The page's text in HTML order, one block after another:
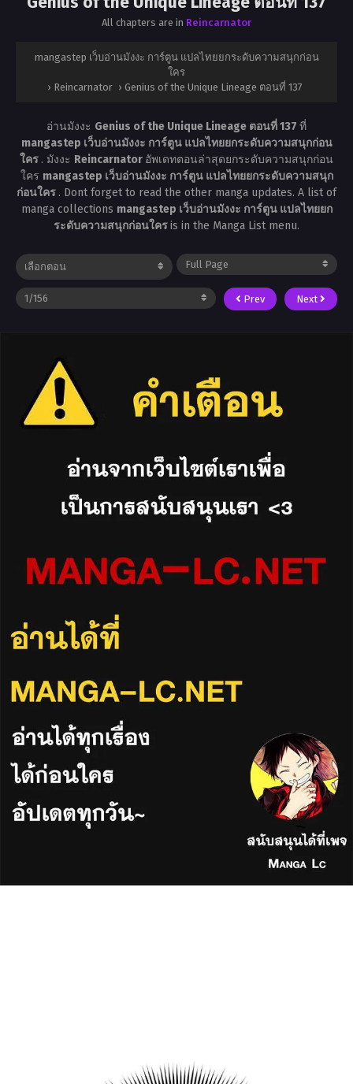
All chapters are in Reincarnator
mangastep เว็บอ่านมังงะ การ์ตูน แปลไทยยกระดับความสนุกก่อน
ใคร
› Reincarnator › Genius of the Unique Lineage ตอนที่ 137
อ่านมังงะ Genius of the Unique Lineage ตอนที่ 137 ที่
mangastep เว็บอ่านมังงะ การ์ตูน แปลไทยยกระดับความสนุกก่อน
ใคร . มังงะ Reincarnator อัพเดทตอนล่าสุดยกระดับความสนุกก่อน
ใคร mangastep เว็บอ่านมังงะ การ์ตูน แปลไทยยกระดับความสนุก
ก่อนใคร . Dont forget to read the other manga updates. A list of
manga collections mangastep เว็บอ่านมังงะ การ์ตูน แปลไทยยก
ระดับความสนุกก่อนใครis in the Manga List menu.
Prev Next